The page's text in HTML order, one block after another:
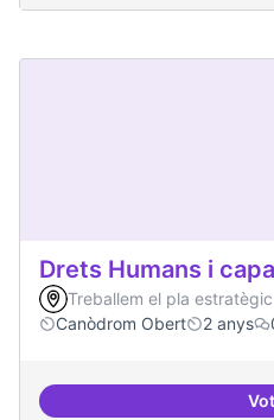
Drets Humans i
Treballem el pla
Canòdrom Obert
2 anys